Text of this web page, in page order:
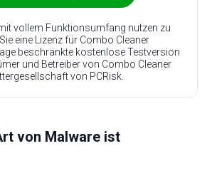
vollem Funktionsumfang nutzen zu
eine Lizenz für Combo Cleaner
beschränkte kostenlose Testversion
und Betreiber von Combo Cleaner
von PCRisk.
von Malware ist